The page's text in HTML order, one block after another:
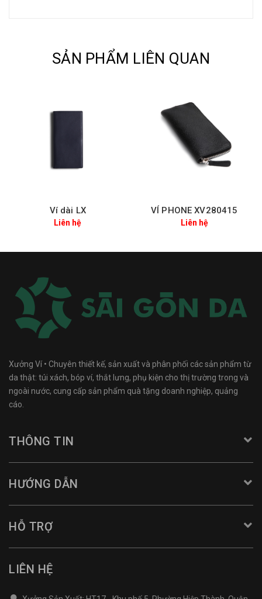
SẢN PHẨM LIÊN QUAN
Ví dài LX
Liên hệ
VÍ PHONE XV280415
Liên hệ
Xưởng Ví • Chuyên thiết kế, sản xuất và phân phối các sản phẩm từ
da thật: túi xách, bóp ví, thắt lưng, phụ kiện cho thị trường trong và
ngoài nước, cung cấp sản phẩm quà tặng doanh nghiệp, quảng
cáo.
THÔNG TIN
HƯỚNG DẪN
HỖ TRỢ
LIÊN HỆ